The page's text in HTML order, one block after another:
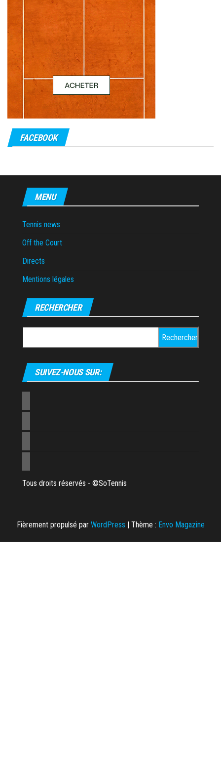
FACEBOOK
MENU
Tennis news
Off the Court
Directs
Mentions légales
RECHERCHER
SUIVEZ-NOUS SUR:
Tous droits réservés - ©SoTennis
Fièrement propulsé par WordPress | Thème : Envo Magazine